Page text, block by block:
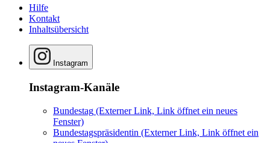
Hilfe
Kontakt
Inhaltsübersicht
Instagram
Instagram-Kanäle
Bundestag (Externer Link, Link öffnet ein neues
Fenster)
Bundestagspräsidentin (Externer Link, Link öffnet ein